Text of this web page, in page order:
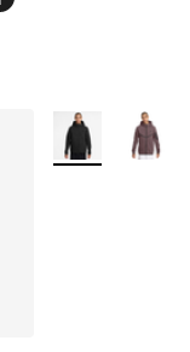
Plus de